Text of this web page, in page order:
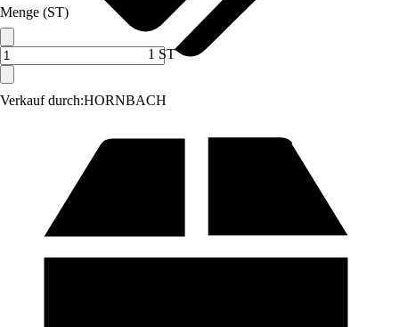
Verkauf durch:HORNBACH
Menge (ST)
1 ST